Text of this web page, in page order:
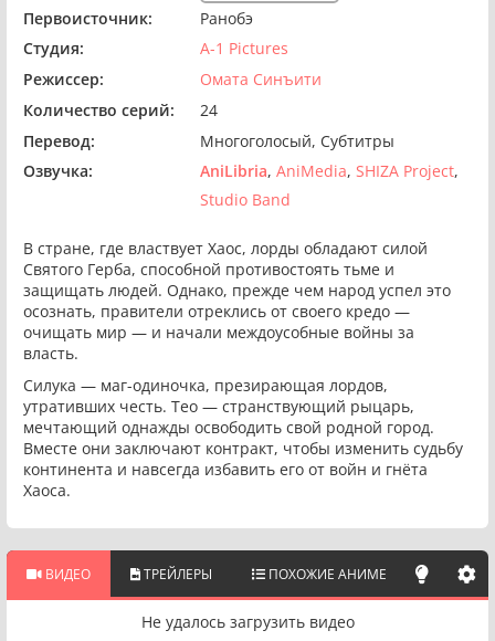
Первоисточник:
Ранобэ
Студия:
A-1 Pictures
Режиссер:
Омата Синъити
Количество серий:
24
Перевод:
Многоголосый Субтитры
Озвучка:
AniLibria AniMedia SHIZA Project
Studio Band
В стране, где властвует Хаос, лорды обладают силой
Святого Герба, способной противостоять тьме и
защищать людей. Однако, прежде чем народ успел это
осознать, правители отреклись от своего кредо —
очищать мир — и начали междоусобные войны за
власть.
Силука — маг-одиночка, презирающая лордов,
утративших честь. Тео — странствующий рыцарь,
мечтающий однажды освободить свой родной город.
Вместе они заключают контракт, чтобы изменить судьбу
континента и навсегда избавить его от войн и гнёта
Хаоса.
ВИДЕО ТРЕЙЛЕРЫ ПОХОЖИЕ АНИМЕ
Не удалось загрузить видео